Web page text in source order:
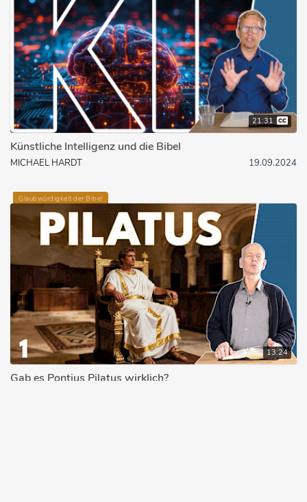
21:31
Künstliche Intelligenz und die Bibel
MICHAEL HARDT 19.09.2024
Glaubwürdigkeit der Bibel
13:24
Gab es Pontius Pilatus wirklich?